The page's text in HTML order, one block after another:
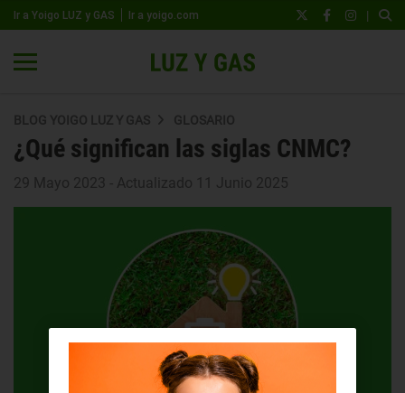
Ir a Yoigo LUZ y GAS Ir a yoigo.com |
BLOG YOIGO LUZ Y GAS GLOSARIO
¿Qué significan las siglas CNMC?
29 Mayo 2023 - Actualizado 11 Junio 2025